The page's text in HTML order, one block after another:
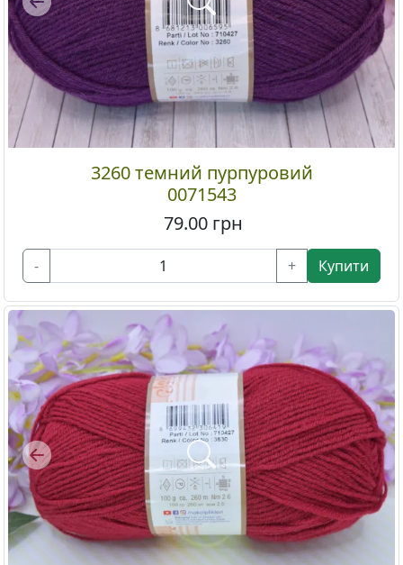
Previous
3260 темний пурпуровий
0071543
79.00 грн
- + Купити
Previous